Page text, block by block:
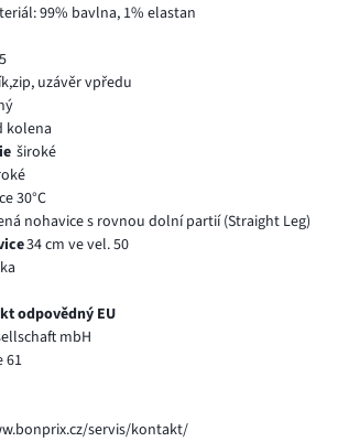
99% bavlna, 1% elastan
uzávěr vpředu
kolena
široké
30°C
nohavice s rovnou dolní partií (Straight Leg)
34 cm ve vel. 50
odpovědný EU
mbH
61
servis/kontakt/